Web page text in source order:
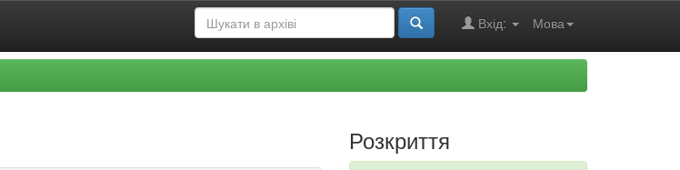
Мова
Вхід:
Розкриття